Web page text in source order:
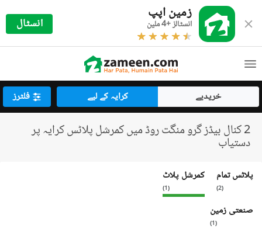
زمین اپپ
انسٹالز +4 ملین انسٹال
خریدیے کرایہ کے لیے فلٹرز
2 کنال بیڈز گرو منگت روڈ میں کمرشل پلاٹس کرایہ پر
دستیاب
پلاٹس تمام
(
2
)
کمرشل پلاٹ
(
1
)
صنعتی زمین
(
1
)